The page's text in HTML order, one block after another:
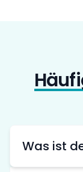
Was ist